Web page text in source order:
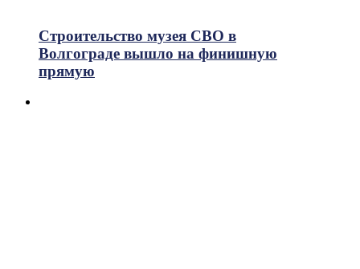
Строительство музея СВО в
Волгограде вышло на финишную
прямую